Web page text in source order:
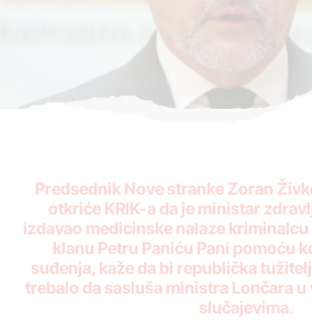
Predsednik Nove stranke Zoran
otkriće KRIK-a da je ministar
izdavao medicinske nalaze
klanu Petru Paniću Pani pomoću
suđenja, kaže da bi republička
trebalo da sasluša ministra Lončara
slučajevima.